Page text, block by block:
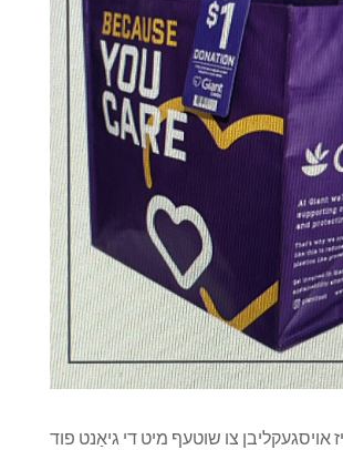
אויסגעקליבן צו שוטעף מיט די גיאַנט פוד